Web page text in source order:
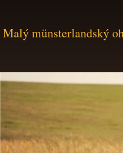
Malý münsterlandský